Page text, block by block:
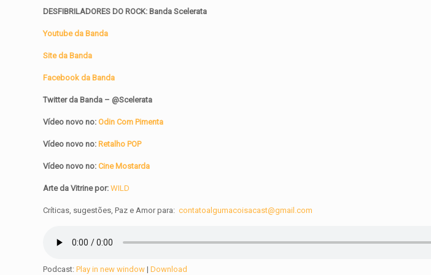
DESFIBRILADORES DO ROCK: BandaScelerata
Youtube da Banda
Site da Banda
Facebook da Banda
Twitter da Banda – @Scelerata
Vídeo novo no:Odin Com Pimenta
Vídeo novo no: Retalho POP
Vídeo novo no:Cine Mostarda
Arte da Vitrine por: WILD
Críticas, sugestões, Paz e Amor para: contatoalgumacoisacast@gmail.com
Podcast:Play in new window |Download